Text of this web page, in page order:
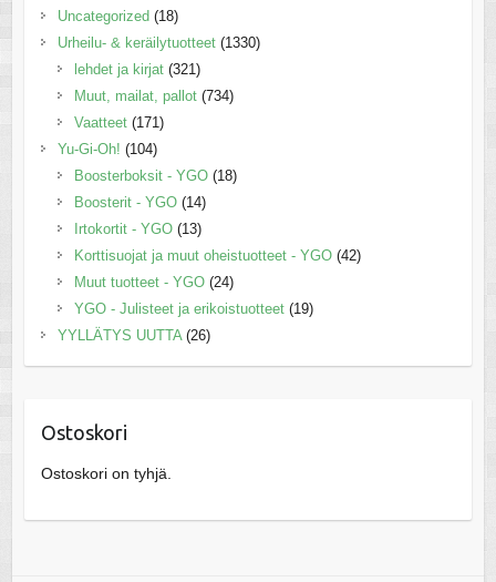
Uncategorized (18)
Urheilu- & keräilytuotteet (1330)
lehdet ja kirjat (321)
Muut, mailat, pallot (734)
Vaatteet (171)
Yu-Gi-Oh! (104)
Boosterboksit - YGO (18)
Boosterit - YGO (14)
Irtokortit - YGO (13)
Korttisuojat ja muut oheistuotteet - YGO (42)
Muut tuotteet - YGO (24)
YGO - Julisteet ja erikoistuotteet (19)
YYLLÄTYS UUTTA (26)
Ostoskori
Ostoskori on tyhjä.